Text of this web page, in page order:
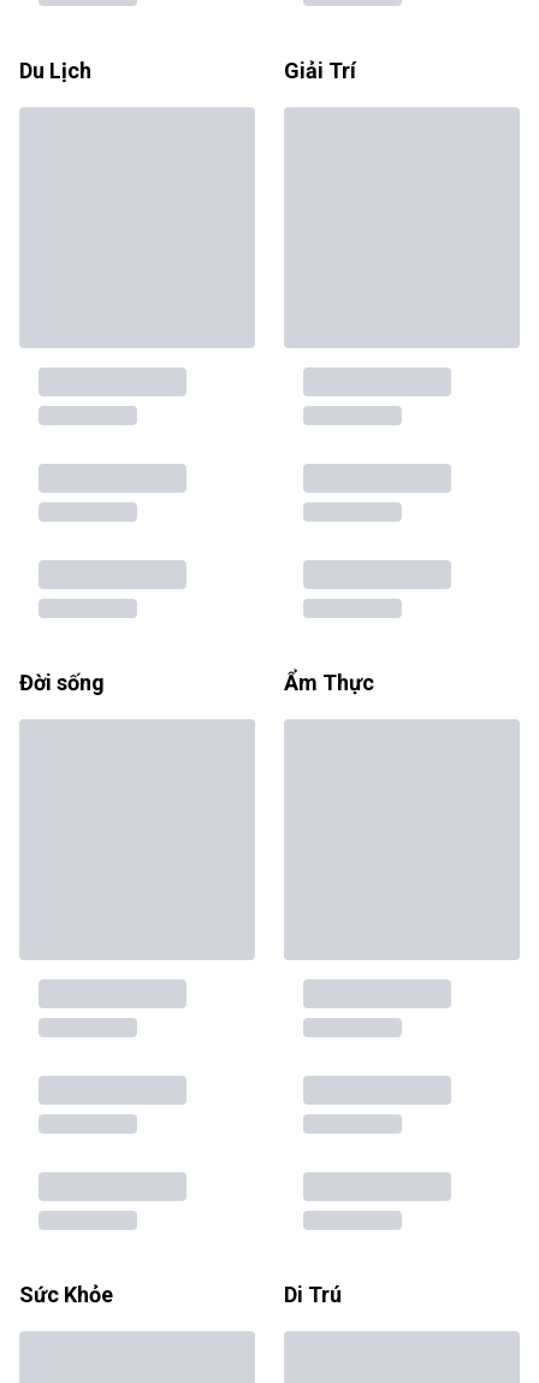
Du Lịch Giải Trí
Đời sống Ẩm Thực
Sức Khỏe Di Trú